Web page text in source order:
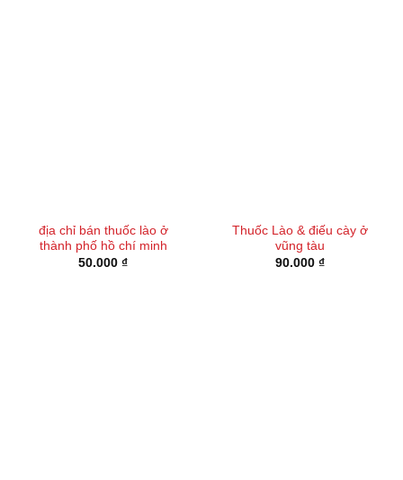
địa chỉ bán thuốc lào ở
thành phố hồ chí minh
50.000 ₫
Thuốc Lào & điếu cày ở
vũng tàu
90.000 ₫